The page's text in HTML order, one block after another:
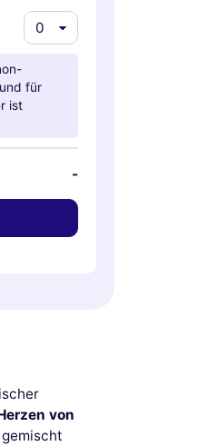
für
ist
-
von